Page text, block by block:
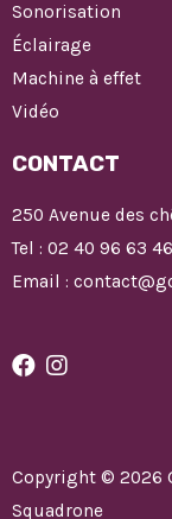
Sonorisation
Éclairage
Machine à effet
Vidéo
CONTACT
250 Avenue des
Tel : 02 40 96 63 46
Email :
Copyright © 2026
Squadrone